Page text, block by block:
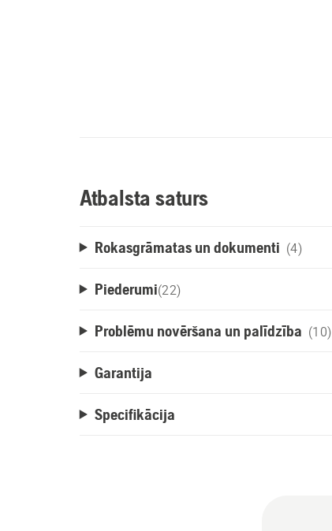
Atbalsta saturs
Rokasgrāmatas un dokumenti (4)
Piederumi(22)
Problēmu novēršana un palīdzība (10)
Garantija
Specifikācija